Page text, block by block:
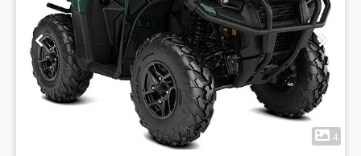
1
4